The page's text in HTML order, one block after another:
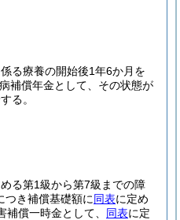
る療養の開始後1年6か月を
補償年金として、その状態が
る。
る第1級から第7級までの障
つき補償基礎額に同表に定め
償一時金として、 同表に定